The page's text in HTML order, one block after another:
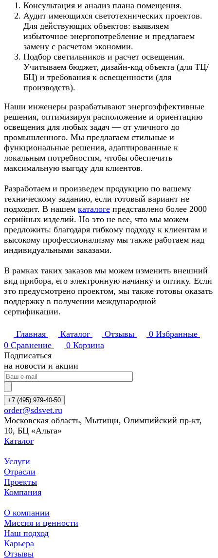
Консультация и анализ плана помещения.
Аудит имеющихся светотехнических проектов.
Для действующих объектов: выявляем
избыточное энергопотребление и предлагаем
замену с расчетом экономии.
Подбор светильников и расчет освещения.
Учитываем бюджет, дизайн-код объекта (для ТЦ/
БЦ) и требования к освещенности (для
производств).
Наши инженеры разрабатывают энергоэффективные
решения, оптимизируя расположение и ориентацию
освещения для любых задач — от уличного до
промышленного. Мы предлагаем стильные и
функциональные решения, адаптированные к
локальным потребностям, чтобы обеспечить
максимальную выгоду для клиентов.
Разработаем и произведем продукцию по вашему
техническому заданию, если готовый вариант не
подходит. В нашем каталоге представлено более 2000
серийных изделий. Но это не все, что мы можем
предложить: благодаря гибкому подходу к клиентам и
высокому профессионализму мы также работаем над
индивидуальными заказами.
В рамках таких заказов мы можем изменить внешний
вид прибора, его электронную начинку и оптику. Если
это предусмотрено проектом, мы также готовы оказать
поддержку в получении международной
сертификации.
Главная Каталог Отзывы 0 Избранные
0 Сравнение 0 Корзина
Подписаться
на новости и акции
+7 (495) 979-40-50
order@sdsvet.ru
Московская область, Мытищи, Олимпийский пр-кт,
10, БЦ «Альта»
Каталог
Услуги
Отрасли
Проекты
Компания
О компании
Миссия и ценности
Наш подход
Карьера
Отзывы